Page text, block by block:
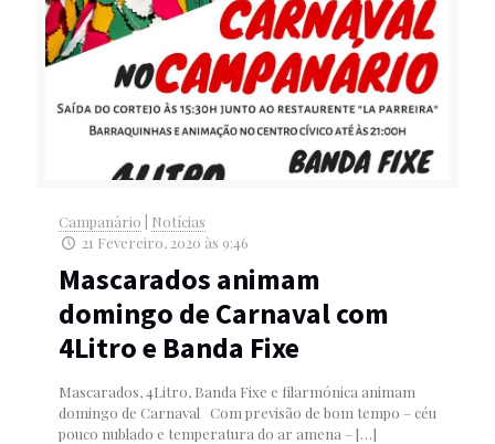
Campanário
Notícias
21 Fevereiro, 2020 às 9:46
Mascarados animam
domingo de Carnaval com
4Litro e Banda Fixe
Mascarados, 4Litro, Banda Fixe e filarmónica animam
domingo de Carnaval Com previsão de bom tempo – céu
pouco nublado e temperatura do ar amena –[…]